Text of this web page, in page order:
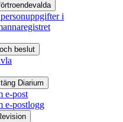
i
beslut
Diarium
e-post
e-postlogg